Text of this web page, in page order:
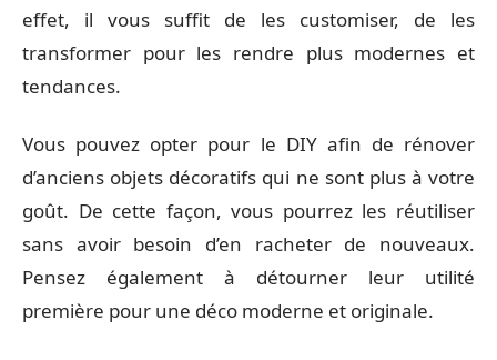
effet, il vous suffit de les customiser, de les
transformer pour les rendre plus modernes et
tendances.
Vous pouvez opter pour le DIY afin de rénover
d’anciens objets décoratifs qui ne sont plus à votre
goût. De cette façon, vous pourrez les réutiliser
sans avoir besoin d’en racheter de nouveaux.
Pensez également à détourner leur utilité
première pour une déco moderne et originale.